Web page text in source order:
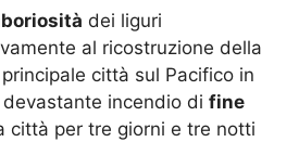
dei liguri
al ricostruzione della
città sul Pacifico in
incendio di fine
città per tre giorni e tre notti